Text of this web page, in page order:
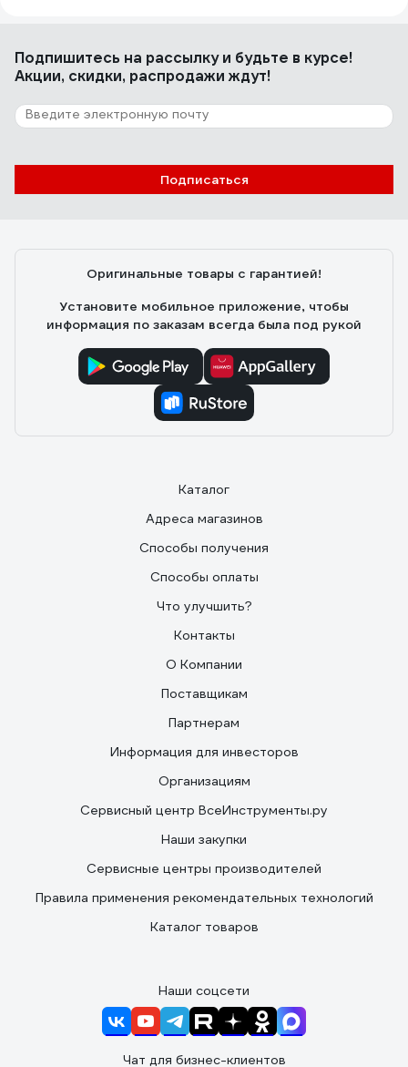
Подпишитесь на рассылкуи будьте в курсе!
Акции, скидки, распродажи ждут!
Подписаться
Оригинальные товары с гарантией!
Установите мобильное приложение, чтобы
информация по заказам всегда была под рукой
Каталог
Адреса магазинов
Способы получения
Способы оплаты
Что улучшить?
Контакты
О Компании
Поставщикам
Партнерам
Информация для инвесторов
Организациям
Сервисный центр ВсеИнструменты.ру
Наши закупки
Сервисные центры производителей
Правила применения рекомендательных технологий
Каталог товаров
Наши соцсети
Чат для бизнес-клиентов